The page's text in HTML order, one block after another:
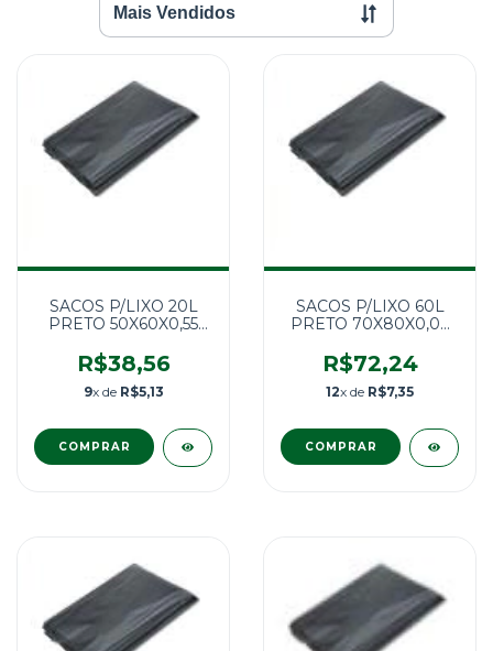
SACOS P/LIXO 20L
PRETO 50X60X0,55
R$38,56
9x de R$5,13
SACOS P/LIXO 60L
PRETO 70X80X0,06
R$72,24
12x de R$7,35